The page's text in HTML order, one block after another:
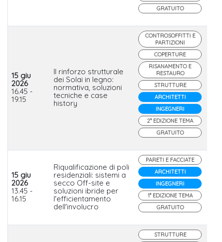
GRATUITO
15 giu
2026
16.45 -
19.15
Il rinforzo strutturale
dei Solai in legno:
normativa, soluzioni
tecniche e case
history
CONTROSOFFITTI E
PARTIZIONI
COPERTURE
RISANAMENTO E
RESTAURO
STRUTTURE
ARCHITETTI
INGEGNERI
2° EDIZIONE TEMA
GRATUITO
15 giu
2026
13.45 -
16.15
Riqualificazione di poli
residenziali: sistemi a
secco Off-site e
soluzioni ibride per
l'efficientamento
dell'involucro
PARETI E FACCIATE
ARCHITETTI
INGEGNERI
1° EDIZIONE TEMA
GRATUITO
STRUTTURE